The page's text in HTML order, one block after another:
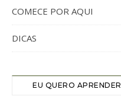
COMECE POR AQUI
DICAS
EU QUERO